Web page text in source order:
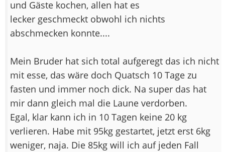
und Gäste kochen, allen hat es
lecker geschmeckt obwohl ich nichts
abschmecken konnte....
Mein Bruder hat sich total aufgeregt das ich nicht
mit esse, das wäre doch Quatsch 10 Tage zu
fasten und immer noch dick. Na super das hat
mir dann gleich mal die Laune verdorben.
Egal, klar kann ich in 10 Tagen keine 20 kg
verlieren. Habe mit 95kg gestartet, jetzt erst 6kg
weniger, naja. Die 85kg will ich auf jeden Fall